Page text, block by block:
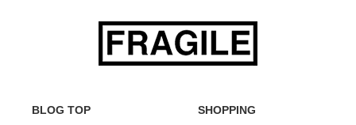
BLOG TOP SHOPPING